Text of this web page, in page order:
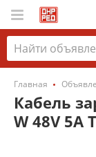
Главная
Кабель
W 48V 5A